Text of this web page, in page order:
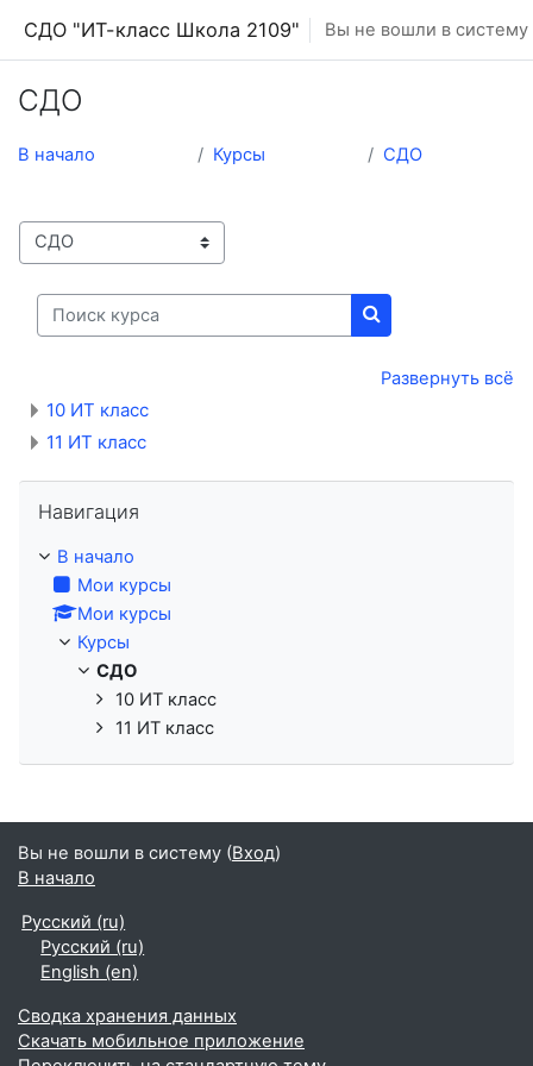
СДО "ИТ-класс Школа 2109" Вы не вошли в систему
СДО
В начало Курсы СДО
Категории курсов
Поиск курса
Поиск курса
Развернуть всё
10 ИТ класс
11 ИТ класс
Навигация
В начало
Мои курсы
Мои курсы
Курсы
СДО
10 ИТ класс
11 ИТ класс
Вы не вошли в систему (Вход)
В начало
Русский ‎(ru)‎
Русский ‎(ru)‎
English ‎(en)‎
Сводка хранения данных
Скачать мобильное приложение